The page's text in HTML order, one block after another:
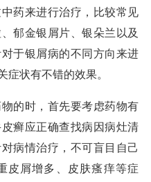
药来进行治疗，比较常见
郁金银屑片、银朵兰以及
于银屑病的不同方向来进
症状有不错的效果。
的时，首先要考虑药物有
癣应正确查找病因病灶清
病情治疗，不可盲目自己
皮屑增多、皮肤瘙痒等症